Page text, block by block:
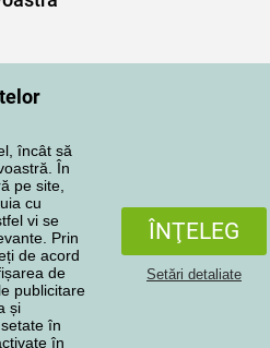
încât să
În
pe site,
cu
vi se
Prin
de acord
de
publicitare
și
în
în
ÎNŢELEG
Setări detaliate